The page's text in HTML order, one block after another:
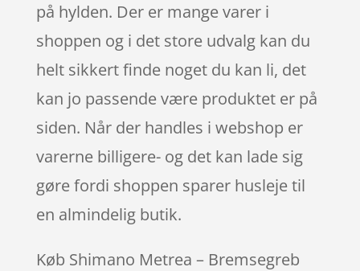
på hylden. Der er mange varer i
shoppen og i det store udvalg kan du
helt sikkert finde noget du kan li, det
kan jo passende være produktet er på
siden. Når der handles i webshop er
varerne billigere- og det kan lade sig
gøre fordi shoppen sparer husleje til
en almindelig butik.
Køb Shimano Metrea – Bremsegreb